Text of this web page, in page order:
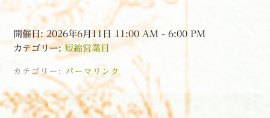
開催日: 2026年6月11日 11:00 AM - 6:00 PM
カテゴリー: 短縮営業日
カテゴリー: パーマリンク
投稿ナビゲーション